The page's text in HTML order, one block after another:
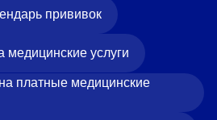
прививок
медицинские услуги
платные медицинские